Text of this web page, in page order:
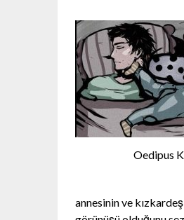
Oedipus
annesinin ve